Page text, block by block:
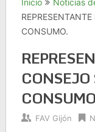
Inicio
Noticias
CONSUMO.
FAV Gijón